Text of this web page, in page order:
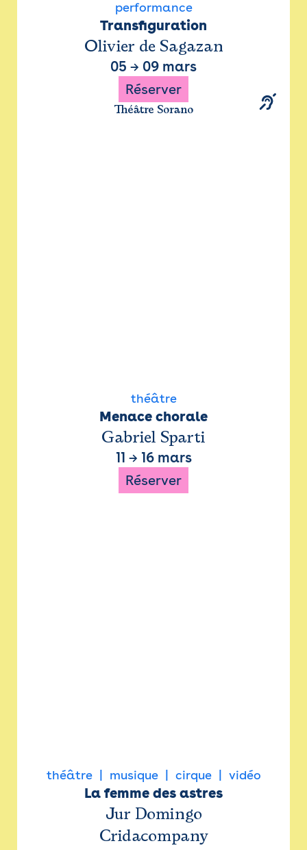
performance
Transfiguration
Olivier de Sagazan
05 → 09 mars
Réserver
Théâtre Sorano
théâtre
Menace chorale
Gabriel Sparti
11 → 16 mars
Réserver
théâtre musique cirque vidéo
La femme des astres
Jur Domingo
Cridacompany